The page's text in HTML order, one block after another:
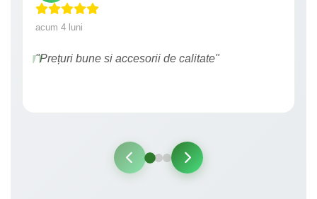
acum 4 luni
"Prețuri bune si accesorii de calitate"